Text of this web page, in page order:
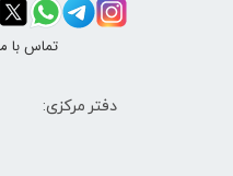
دفتر مرکزی:
تماس با